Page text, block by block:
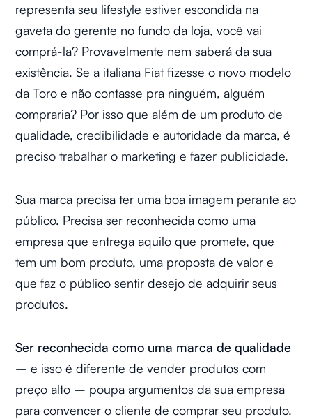
representa seu lifestyle estiver escondida na
gaveta do gerente no fundo da loja, você vai
comprá-la? Provavelmente nem saberá da sua
existência. Se a italiana Fiat fizesse o novo modelo
da Toro e não contasse pra ninguém, alguém
compraria? Por isso que além de um produto de
qualidade, credibilidade e autoridade da marca, é
preciso trabalhar o marketing e fazer publicidade.
Sua marca precisa ter uma boa imagem perante ao
público. Precisa ser reconhecida como uma
empresa que entrega aquilo que promete, que
tem um bom produto, uma proposta de valor e
que faz o público sentir desejo de adquirir seus
produtos.
Ser reconhecida como uma marca de qualidade
– e isso é diferente de vender produtos com
preço alto – poupa argumentos da sua empresa
para convencer o cliente de comprar seu produto.